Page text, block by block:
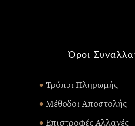
Όροι
• Τρόποι Πληρωμής
• Μέθοδοι Αποστολής
• Επιστροφές Αλλαγές